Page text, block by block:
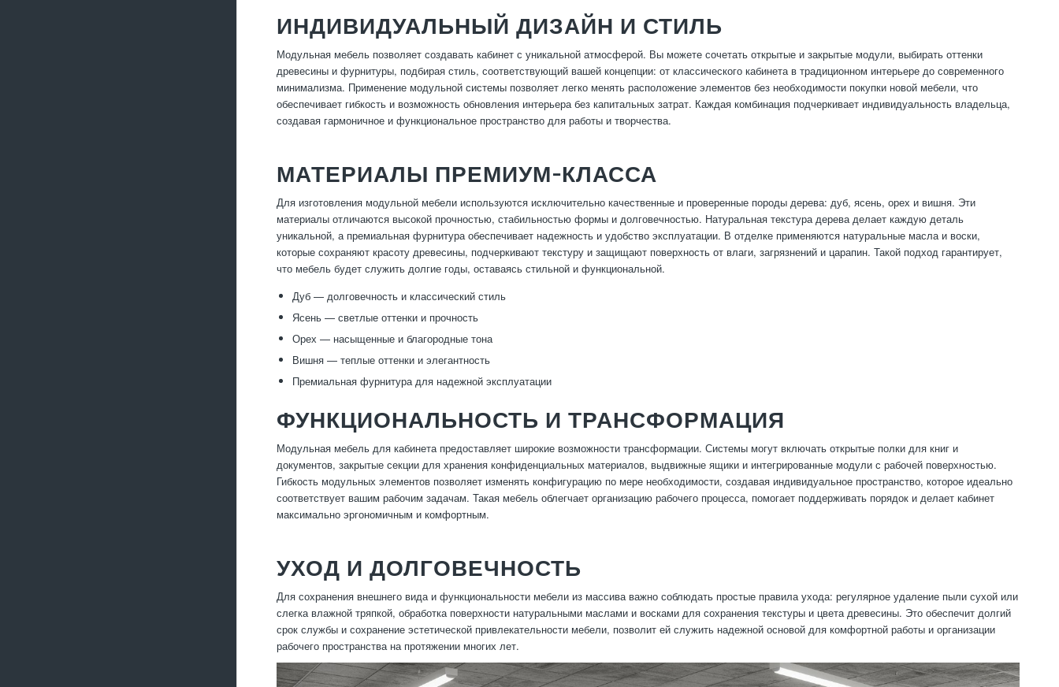
ИНДИВИДУАЛЬНЫЙ ДИЗАЙН И СТИЛЬ
Модульная мебель позволяет создавать кабинет с уникальной атмосферой. Вы можете сочетать открытые и закрытые модули, выбирать оттенки
древесины и фурнитуры, подбирая стиль, соответствующий вашей концепции: от классического кабинета в традиционном интерьере до современного
минимализма. Применение модульной системы позволяет легко менять расположение элементов без необходимости покупки новой мебели, что
обеспечивает гибкость и возможность обновления интерьера без капитальных затрат. Каждая комбинация подчеркивает индивидуальность владельца,
создавая гармоничное и функциональное пространство для работы и творчества.
МАТЕРИАЛЫ ПРЕМИУМ-КЛАССА
Для изготовления модульной мебели используются исключительно качественные и проверенные породы дерева: дуб, ясень, орех и вишня. Эти
материалы отличаются высокой прочностью, стабильностью формы и долговечностью. Натуральная текстура дерева делает каждую деталь
уникальной, а премиальная фурнитура обеспечивает надежность и удобство эксплуатации. В отделке применяются натуральные масла и воски,
которые сохраняют красоту древесины, подчеркивают текстуру и защищают поверхность от влаги, загрязнений и царапин. Такой подход гарантирует,
что мебель будет служить долгие годы, оставаясь стильной и функциональной.
Дуб — долговечность и классический стиль
Ясень — светлые оттенки и прочность
Орех — насыщенные и благородные тона
Вишня — теплые оттенки и элегантность
Премиальная фурнитура для надежной эксплуатации
ФУНКЦИОНАЛЬНОСТЬ И ТРАНСФОРМАЦИЯ
Модульная мебель для кабинета предоставляет широкие возможности трансформации. Системы могут включать открытые полки для книг и
документов, закрытые секции для хранения конфиденциальных материалов, выдвижные ящики и интегрированные модули с рабочей поверхностью.
Гибкость модульных элементов позволяет изменять конфигурацию по мере необходимости, создавая индивидуальное пространство, которое идеально
соответствует вашим рабочим задачам. Такая мебель облегчает организацию рабочего процесса, помогает поддерживать порядок и делает кабинет
максимально эргономичным и комфортным.
УХОД И ДОЛГОВЕЧНОСТЬ
Для сохранения внешнего вида и функциональности мебели из массива важно соблюдать простые правила ухода: регулярное удаление пыли сухой или
слегка влажной тряпкой, обработка поверхности натуральными маслами и восками для сохранения текстуры и цвета древесины. Это обеспечит долгий
срок службы и сохранение эстетической привлекательности мебели, позволит ей служить надежной основой для комфортной работы и организации
рабочего пространства на протяжении многих лет.